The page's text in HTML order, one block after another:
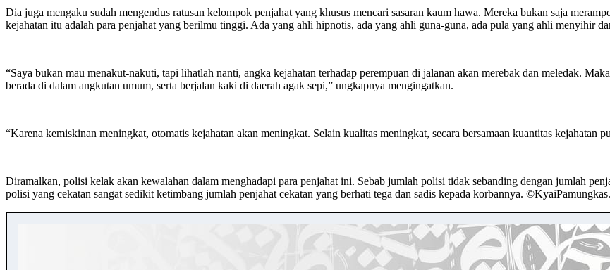
Dia juga mengaku sudah mengendus ratusan kelompok penjahat yang khusus mencari sasaran kaum hawa. Mereka bukan saja
kejahatan itu adalah para penjahat yang berilmu tinggi. Ada yang ahli hipnotis, ada yang ahli guna-guna, ada pula yang ahli menyihir
“Saya bukan mau menakut-nakuti, tapi lihatlah nanti, angka kejahatan terhadap perempuan di jalanan akan merebak dan meledak.
berada di dalam angkutan umum, serta berjalan kaki di daerah agak sepi,” ungkapnya mengingatkan.
“Karena kemiskinan meningkat, otomatis kejahatan akan meningkat. Selain kualitas meningkat, secara bersamaan kuantitas kejahatan
Diramalkan, polisi kelak akan kewalahan dalam menghadapi para penjahat ini. Sebab jumlah polisi tidak sebanding dengan jumlah
polisi yang cekatan sangat sedikit ketimbang jumlah penjahat cekatan yang berhati tega dan sadis kepada korbannya. ©️KyaiPamungkas.